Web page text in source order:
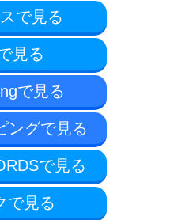
で見る
見る
で見る
ングで見る
で見る
で見る